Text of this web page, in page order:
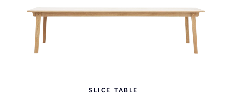
SLICE TABLE